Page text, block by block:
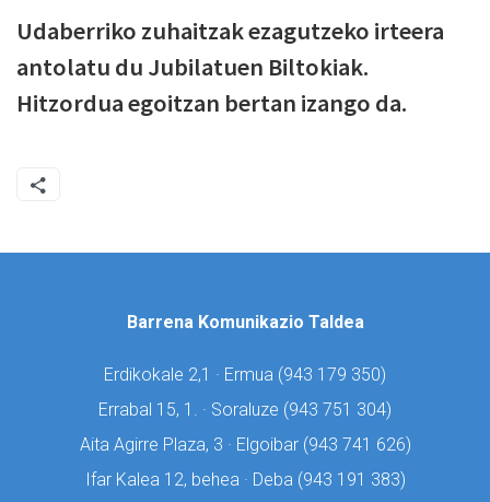
Udaberriko zuhaitzak ezagutzeko irteera
antolatu du Jubilatuen Biltokiak.
Hitzordua egoitzan bertan izango da.
Barrena Komunikazio Taldea
Erdikokale 2,1 · Ermua (943 179 350)
Errabal 15, 1. · Soraluze (943 751 304)
Aita Agirre Plaza, 3 · Elgoibar (943 741 626)
Ifar Kalea 12, behea · Deba (943 191 383)